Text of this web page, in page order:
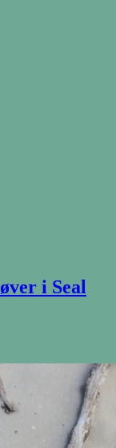
i Seal